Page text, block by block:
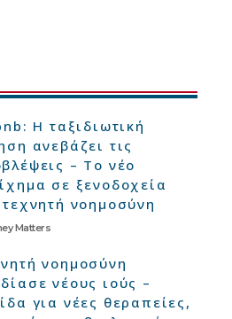
Η ταξιδιωτική
ανεβάζει τις
– Το νέο
σε ξενοδοχεία
τεχνητή νοημοσύνη
Matters
νοημοσύνη
νέους ιούς –
για νέες θεραπείες,